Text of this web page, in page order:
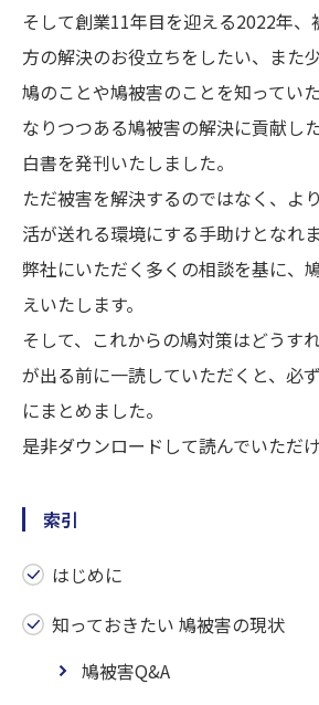
そして創業11年目を迎える2022年、
方の解決のお役立ちをしたい、また
鳩のことや鳩被害のことを知ってい
なりつつある鳩被害の解決に貢献し
白書を発刊いたしました。
ただ被害を解決するのではなく、よ
活が送れる環境にする手助けとなれ
弊社にいただく多くの相談を基に、
えいたします。
そして、これからの鳩対策はどうす
が出る前に一読していただくと、必
にまとめました。
是非ダウンロードして読んでいただ
索引
はじめに
知っておきたい 鳩被害の現状
鳩被害Q&A